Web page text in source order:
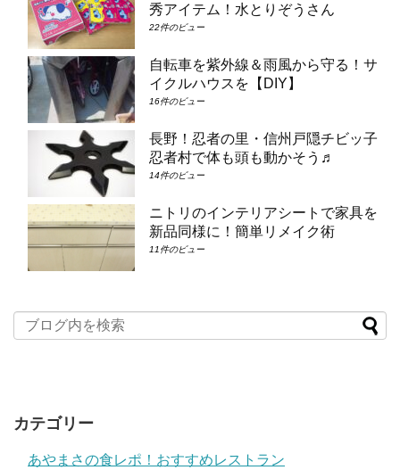
秀アイテム！水とりぞうさん
22件のビュー
自転車を紫外線＆雨風から守る！サ
イクルハウスを【DIY】
16件のビュー
長野！忍者の里・信州戸隠チビッ子
忍者村で体も頭も動かそう♬
14件のビュー
ニトリのインテリアシートで家具を
新品同様に！簡単リメイク術
11件のビュー
カテゴリー
あやまさの食レポ！おすすめレストラン